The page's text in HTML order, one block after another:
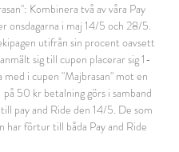
Kombinera två av våra Pay
onsdagarna i maj 14/5 och 28/5.
utifrån sin procent oavsett
sig till cupen placerar sig 1-
med i cupen "Majbrasan" mot en
50 kr betalning görs i samband
pay and Ride den 14/5. De som
har förtur till båda Pay and Ride